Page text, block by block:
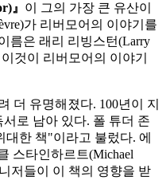
』 이 그의 가장 큰 유산이
가 리버모어의 이야기를
름은 래리 리빙스턴(Larry
것이 리버모어의 이야기
더 유명해졌다. 100년이 지
로 남아 있다. 폴 튜더 존
한 책"이라고 불렀다. 에
스타인하르트(Michael
저들이 이 책의 영향을 받